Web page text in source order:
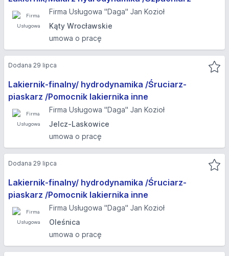
Firma Usługowa "Daga" Jan Kozioł
Kąty Wrocławskie
umowa o pracę
Lakiernik-finalny/ hydrodynamika /Śruciarz-
piaskarz /Pomocnik lakiernika inne
Firma Usługowa "Daga" Jan Kozioł
Jelcz-Laskowice
umowa o pracę
Dodana 29 lipca
Lakiernik-finalny/ hydrodynamika /Śruciarz-
piaskarz /Pomocnik lakiernika inne
Firma Usługowa "Daga" Jan Kozioł
Oleśnica
umowa o pracę
Dodana 29 lipca